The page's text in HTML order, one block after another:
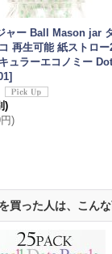
ャー Ball Mason jar
再生可能 紙ストロー
ュラーエコノミー
]
)
)
買った人は、こん